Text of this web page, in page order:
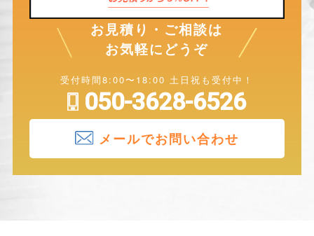
お見積り・ご相談は
お気軽にどうぞ
受付時間8:00〜18:00 土日祝も受付中！
050-3628-6526
メールでお問い合わせ